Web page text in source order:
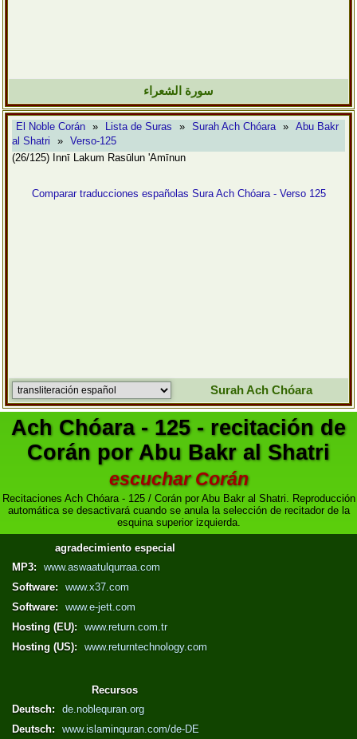
سورة الشعراء
El Noble Corán » Lista de Suras » Surah Ach Chóara » Abu Bakr
al Shatri
» Verso-125
(26/125) Innī Lakum Rasūlun 'Amīnun
Comparar traducciones españolas Sura Ach Chóara - Verso 125
Surah Ach Chóara
Ach Chóara - 125 - recitación de
Corán por Abu Bakr al Shatri
escuchar Corán
Recitaciones Ach Chóara - 125 / Corán por Abu Bakr al Shatri. Reproducción
automática se desactivará cuando se anula la selección de recitador de la
esquina superior izquierda.
agradecimiento especial
MP3:
www.aswaatulqurraa.com
Software:
www.x37.com
Software:
www.e-jett.com
Hosting (EU):
www.return.com.tr
Hosting (US):
www.returntechnology.com
Recursos
Deutsch:
de.noblequran.org
Deutsch:
www.islaminquran.com/de-DE